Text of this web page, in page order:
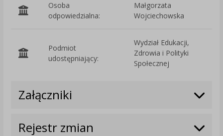
Osoba
odpowiedzialna:
Małgorzata
Wojciechowska
Podmiot
udostępniający:
Wydział Edukacji,
Zdrowia i Polityki
Społecznej
Załączniki
Rejestr zmian